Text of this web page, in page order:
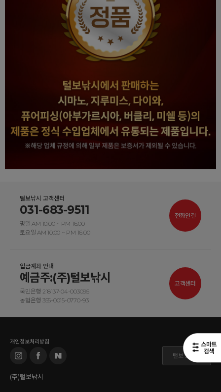
털보낚시 고객센터
031-683-9511
평일 AM 10:00 ~ PM 16:00
토요일 AM 10:00 ~ PM 16:00
전화연결
입금계좌 안내
예금주:(주)털보낚시
국민은행 218137-04-003095
농협은행 355-0015-0770-93
고객센터
개인정보처리방침
털보 도매몰
(주)털보낚시